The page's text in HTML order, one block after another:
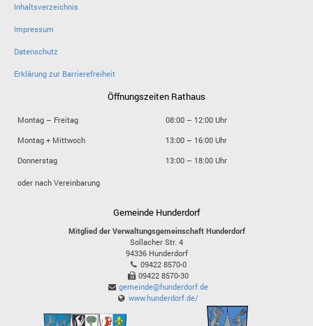
Inhaltsverzeichnis
Impressum
Datenschutz
Erklärung zur Barrierefreiheit
Öffnungszeiten Rathaus
Montag – Freitag
08:00 – 12:00 Uhr
Montag + Mittwoch
13:00 – 16:00 Uhr
Donnerstag
13:00 – 18:00 Uhr
oder nach Vereinbarung
Gemeinde Hunderdorf
Mitglied der Verwaltungsgemeinschaft Hunderdorf
Sollacher Str. 4
94336 Hunderdorf
09422 8570-0
09422 8570-30
gemeinde@hunderdorf.de
www.hunderdorf.de/